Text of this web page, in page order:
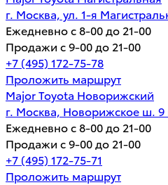
г. Москва, ул. 1-я
Ежедневно с 8-00 до 21-00
Продажи с 9-00 до 21-00
+7 (495) 172-75-78
Проложить маршрут
Major Toyota Новорижский
г. Москва, Новорижское ш.
Ежедневно с 8-00 до 21-00
Продажи с 9-00 до 21-00
+7 (495) 172-75-71
Проложить маршрут